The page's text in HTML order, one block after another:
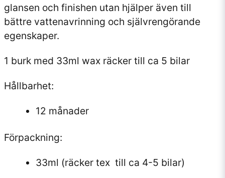
glansen och finishen utan hjälper även till
bättre vattenavrinning och självrengörande
egenskaper.
1 burk med 33ml wax räcker till ca 5 bilar
Hållbarhet:
12 månader
Förpackning:
33ml (räcker tex till ca 4-5 bilar)